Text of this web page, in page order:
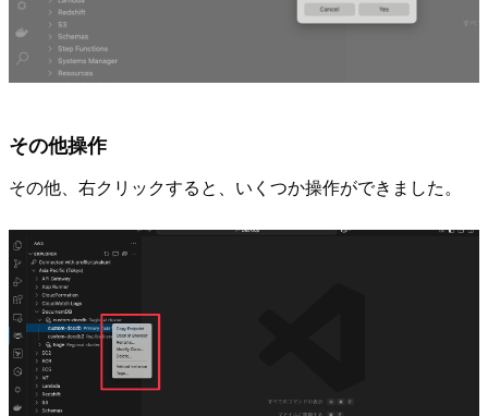
その他操作
その他、右クリックすると、いくつか操作ができました。